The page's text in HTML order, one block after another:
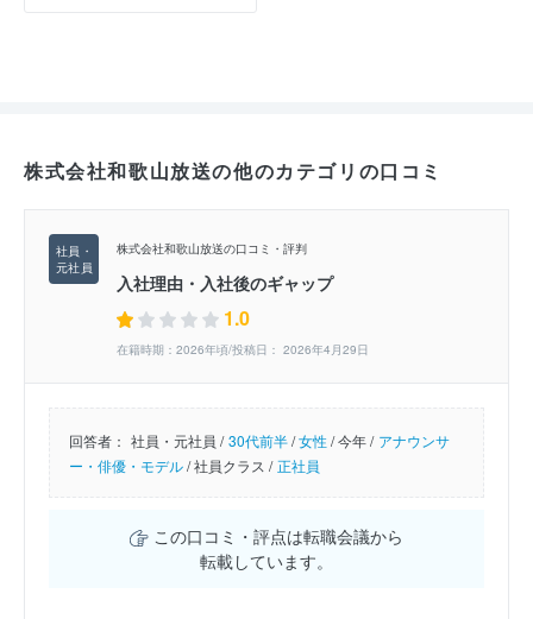
株式会社和歌山放送の他のカテゴリの口コミ
株式会社和歌山放送の口コミ・評判
入社理由・入社後のギャップ
1.0
在籍時期：2026年頃/投稿日： 2026年4月29日
回答者： 社員・元社員 / 30代前半/女性/今年 / アナウンサ
ー・俳優・モデル/社員クラス / 正社員
この口コミ・評点は転職会議から
転載しています。